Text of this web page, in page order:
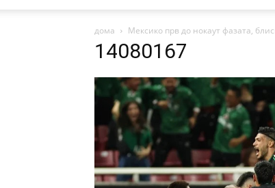
дома Мексико прв до нокаут фазата,
14080167